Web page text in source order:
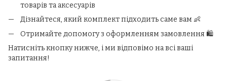
товарів та аксесуарів
Дізнайтеся, який комплект підходить саме вам 👶
Отримайте допомогу з оформленням замовлення 🛍️
Натисніть кнопку нижче, і ми відповімо на всі ваші
запитання!